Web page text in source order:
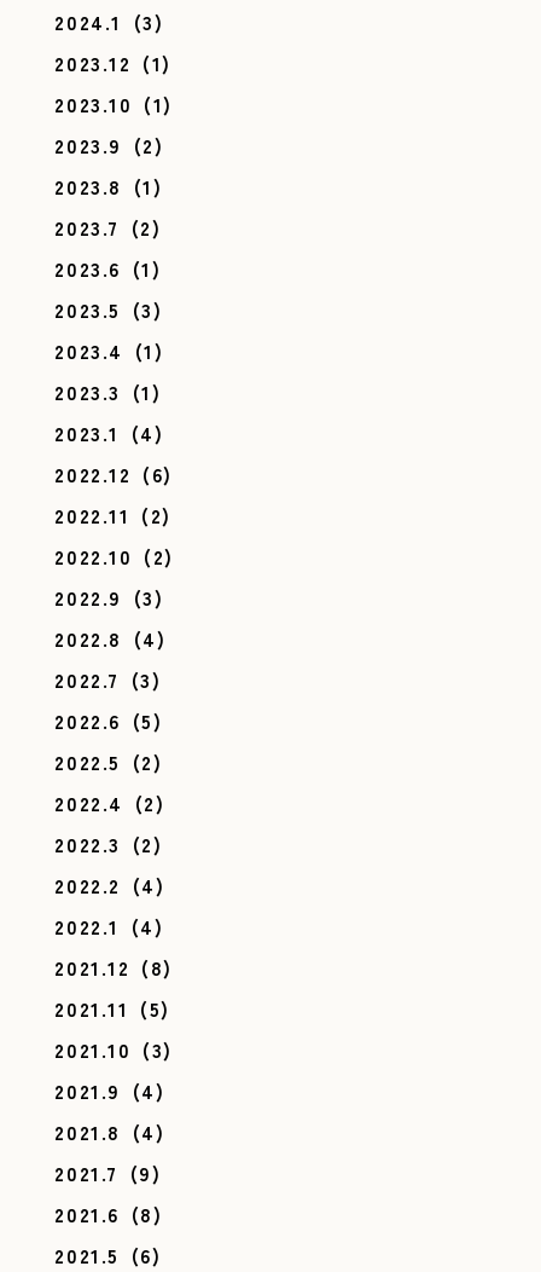
2024.1
(3)
2023.12 (1)
2023.10 (1)
2023.9 (2)
2023.8 (1)
2023.7 (2)
2023.6 (1)
2023.5 (3)
2023.4 (1)
2023.3 (1)
2023.1
(4)
2022.12 (6)
2022.11 (2)
2022.10 (2)
2022.9 (3)
2022.8 (4)
2022.7 (3)
2022.6 (5)
2022.5 (2)
2022.4 (2)
2022.3 (2)
2022.2 (4)
2022.1
(4)
2021.12 (8)
2021.11 (5)
2021.10 (3)
2021.9 (4)
2021.8 (4)
2021.7 (9)
2021.6 (8)
2021.5 (6)